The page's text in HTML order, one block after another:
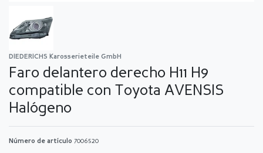
DIEDERICHS Karosserieteile GmbH
Faro delantero derecho H11 H9
compatible con Toyota AVENSIS
Halógeno
Número de artículo 7006520